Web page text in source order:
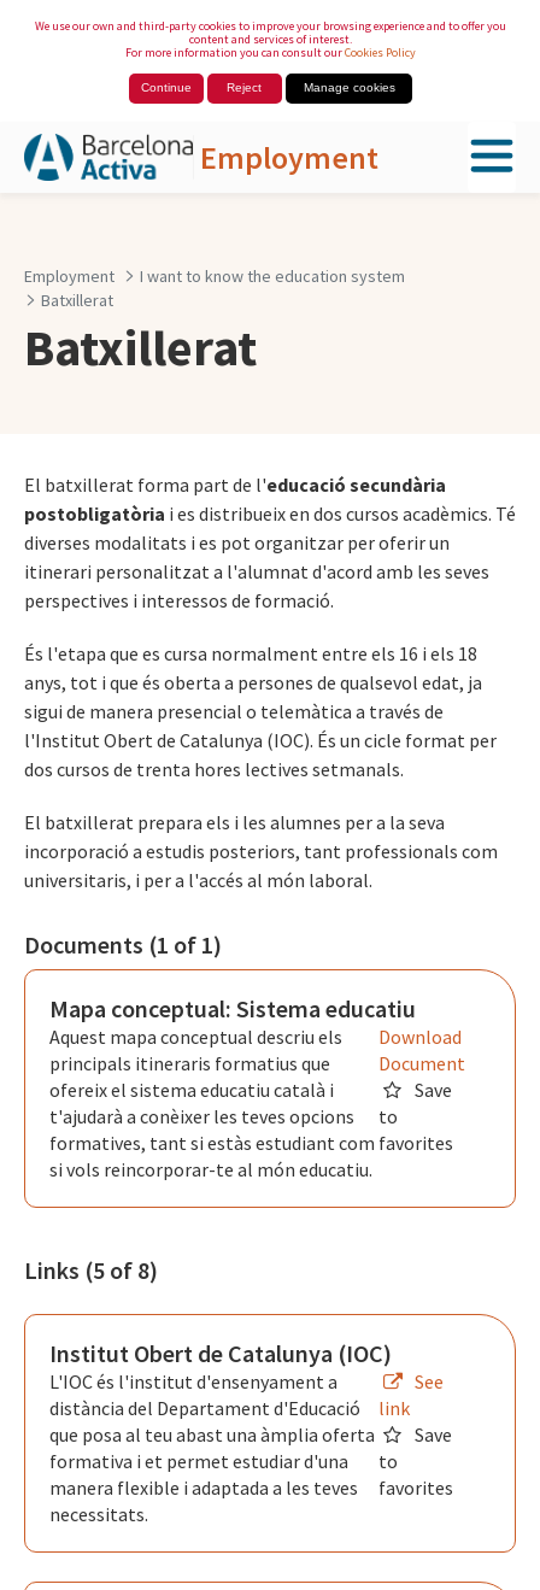
We use our own and third-party cookies to improve your browsing experience and to offer you
content and services of interest.
For more information you can consult ourCookies Policy
Continue Reject Manage cookies
Employment
Employment
I want to know the education system
Batxillerat
Batxillerat
El batxillerat forma part de l'educació secundària
postobligatòria i es distribueix en dos cursos acadèmics. Té
diverses modalitats i es pot organitzar per oferir un
itinerari personalitzat a l'alumnat d'acord amb les seves
perspectives i interessos de formació.
És l'etapa que es cursa normalment entre els 16 i els 18
anys, tot i que és oberta a persones de qualsevol edat, ja
sigui de manera presencial o telemàtica a través de
l'Institut Obert de Catalunya (IOC). És un cicle format per
dos cursos de trenta hores lectives setmanals.
El batxillerat prepara els i les alumnes per a la seva
incorporació a estudis posteriors, tant professionals com
universitaris, i per a l'accés al món laboral.
Documents (1 of 1)
Mapa conceptual: Sistema educatiu
Aquest mapa conceptual descriu els
principals itineraris formatius que
ofereix el sistema educatiu català i
t'ajudarà a conèixer les teves opcions
formatives, tant si estàs estudiant com
si vols reincorporar-te al món educatiu.
Download
Document
Save
to
favorites
Links (5 of 8)
Institut Obert de Catalunya (IOC)
L'IOC és l'institut d'ensenyament a
distància del Departament d'Educació
que posa al teu abast una àmplia oferta
formativa i et permet estudiar d'una
manera flexible i adaptada a les teves
necessitats.
See
link
Save
to
favorites